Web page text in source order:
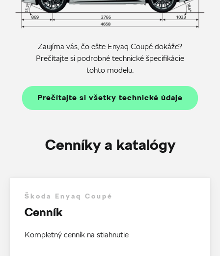
Zaujíma vás, čo ešte Enyaq Coupé dokáže?
Prečítajte si podrobné technické špecifikácie
tohto modelu.
Prečítajte si všetky technické údaje
Cenníky a katalógy
Škoda Enyaq Coupé
Cenník
Kompletný cenník na stiahnutie